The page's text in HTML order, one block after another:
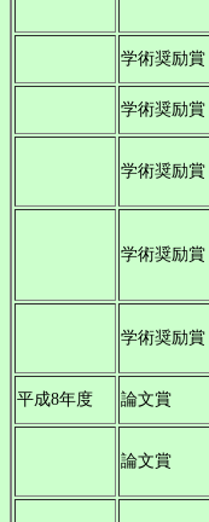
学術奨励賞
学術奨励賞
学術奨励賞
学術奨励賞
学術奨励賞
平成8年度 論文賞
論文賞